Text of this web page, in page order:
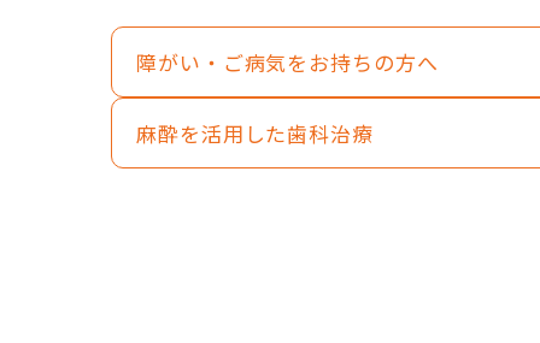
障がい・ご病気をお持ちの方へ
麻酔を活用した歯科治療